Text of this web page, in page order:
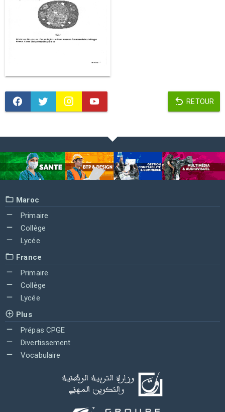
RETOUR
Maroc
Primaire
Collège
Lycée
France
Primaire
Collège
Lycée
Plus
Prépas CPGE
Divertissement
Vocabulaire